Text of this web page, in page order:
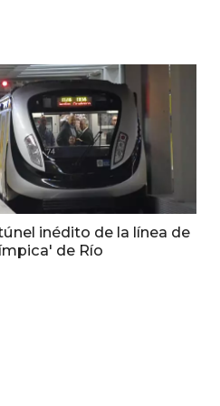
inédito de la línea de
de Río